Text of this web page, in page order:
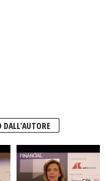
DALL'AUTORE